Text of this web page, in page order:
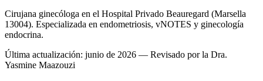
Cirujana ginecóloga en el Hospital Privado Beauregard (Marsella
13004). Especializada en endometriosis, vNOTES y ginecología
endocrina.
Última actualización: junio de 2026 — Revisado por la Dra.
Yasmine Maazouzi